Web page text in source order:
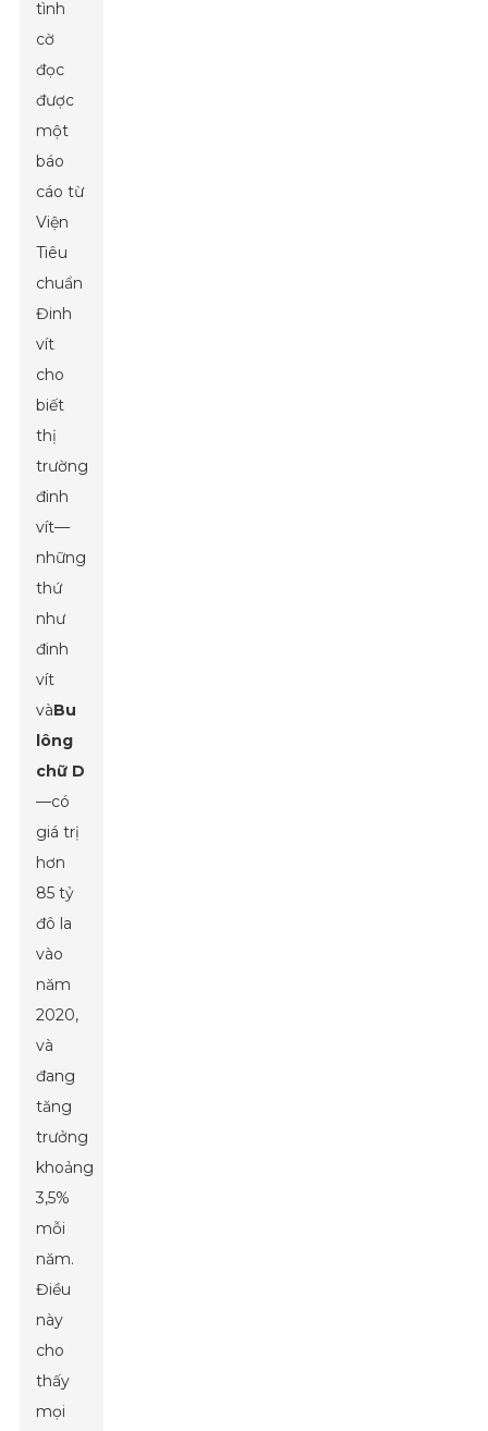
tình
cờ
đọc
được
một
báo
cáo từ
Viện
Tiêu
chuẩn
Đinh
vít
cho
biết
thị
trường
đinh
vít—
những
thứ
như
đinh
vít
vàBu
lông
chữ D
—có
giá trị
hơn
85 tỷ
đô la
vào
năm
2020,
và
đang
tăng
trưởng
khoảng
3,5%
mỗi
năm.
Điều
này
cho
thấy
mọi